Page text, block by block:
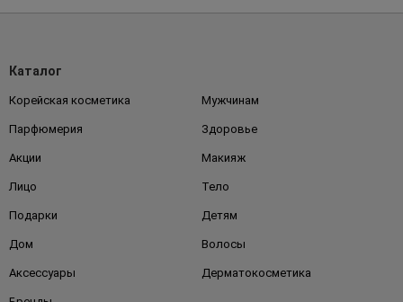
Каталог
Корейская косметика Мужчинам
Парфюмерия Здоровье
Акции Макияж
Лицо Тело
Подарки Детям
Дом Волосы
Аксессуары Дерматокосметика